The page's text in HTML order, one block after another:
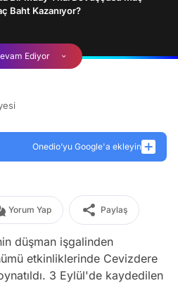
Baht Kazanıyor?
Ediyor
Onedio’yu Google'a ekleyin
Yorum Yap Paylaş
düşman işgalinden
etkinliklerinde Cevizdere
3 Eylül'de kaydedilen